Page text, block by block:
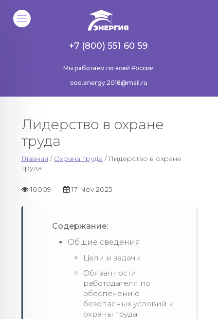
Мы работаем по всей России
+7 (800) 551 60 59
ooo.energy.2018@mail.ru
Лидерство в охране
труда
Главная / Охрана труда / Лидерство в охране
труда
10009 17 Nov 2023
Содержание:
Общие сведения
Цели и задачи
Обязанности
работодателя по
обеспечению
безопасных условий и
охраны труда